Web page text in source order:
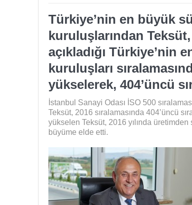
Türkiye’nin en büyük
kuruluşlarından Teksüt,
açıkladığı Türkiye’nin
kuruluşları
yükselerek, 404’üncü
İstanbul Sanayi Odası İSO 500
Teksüt, 2016 sıralamasında 404’üncü
yükselen Teksüt, 2016 yılında
büyüme elde etti.